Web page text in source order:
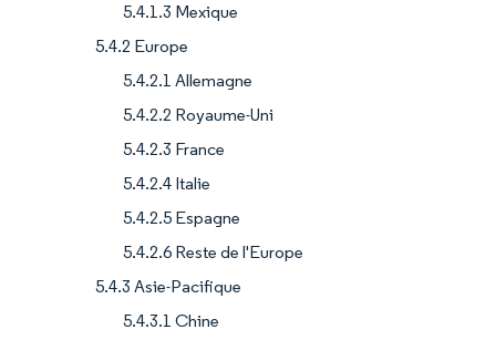
5.4.1.3 Mexique
5.4.2 Europe
5.4.2.1 Allemagne
5.4.2.2 Royaume-Uni
5.4.2.3 France
5.4.2.4 Italie
5.4.2.5 Espagne
5.4.2.6 Reste de l'Europe
5.4.3 Asie-Pacifique
5.4.3.1 Chine